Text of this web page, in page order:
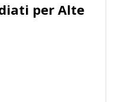
per Alte